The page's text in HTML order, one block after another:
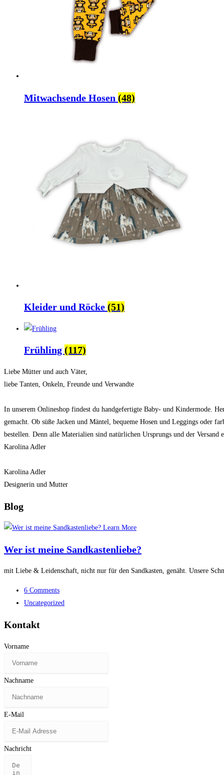
Mitwachsende Hosen (48)
Kleider und Röcke (51)
Frühling (117)
Liebe Mütter und auch Väter,
liebe Tanten, Onkeln, Freunde und Verwandte
In unserem Onlineshop findest du handgefertigte Baby- und Kindermode.
gemacht. Ob süße Jacken und Mäntel, bequeme Hosen und Leggings oder
bestellen. Denn alle Materialien sind natürlichen Ursprungs und der
Karolina Adler
Karolina Adler
Designerin und Mutter
Blog
Learn More
Wer ist meine Sandkastenliebe?
mit Liebe & Leidenschaft, nicht nur für den Sandkasten, genäht. Unsere
6 Comments
Uncategorized
Kontakt
Vorname
Nachname
E-Mail
Nachricht